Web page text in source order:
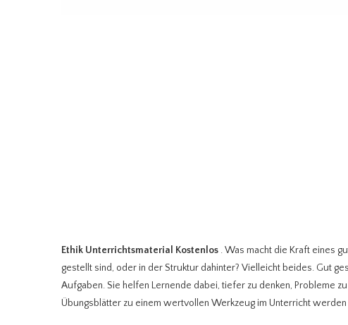
Ethik Unterrichtsmaterial Kostenlos . Was macht die Kraft eines
gestellt sind, oder in der Struktur dahinter? Vielleicht beides. Gut
Aufgaben. Sie helfen Lernende dabei, tiefer zu denken, Probleme
Übungsblätter zu einem wertvollen Werkzeug im Unterricht